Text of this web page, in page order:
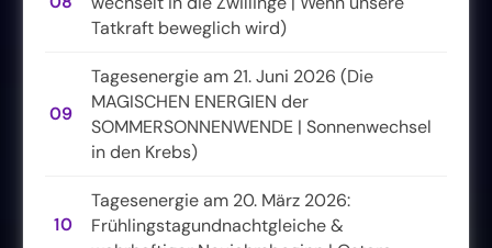
Tatkraft beweglich wird)
09
Tagesenergie am 21. Juni 2026 (Die
MAGISCHEN ENERGIEN der
SOMMERSONNENWENDE | Sonnenwechsel
in den Krebs)
10
Tagesenergie am 20. März 2026:
Frühlingstagundnachtgleiche &